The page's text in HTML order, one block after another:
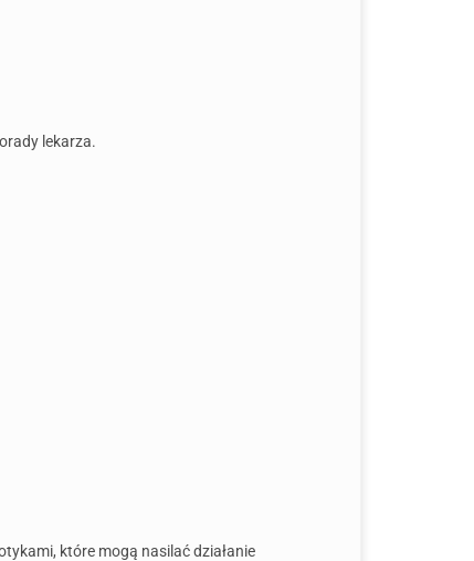
lekarza.
które mogą nasilać działanie